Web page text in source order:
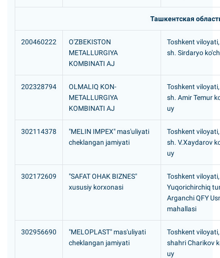
Ташкентская
200460222
O'ZBEKISTON
METALLURGIYA
KOMBINATI AJ
Toshkent
sh. Sirdaryo
202328794
OLMALIQ KON-
METALLURGIYA
KOMBINATI AJ
Toshkent
sh. Amir Temur
uy
302114378
"MELIN IMPEX" mas'uliyati
cheklangan jamiyati
Toshkent
sh. V.Xaydarov
uy
302172609
"SAFAT OHAK BIZNES"
xususiy korxonasi
Toshkent viloyati,
Yuqorichirchiq
Arganchi QFY
mahallasi
302956690
"MELOPLAST" mas'uliyati
cheklangan jamiyati
Toshkent
shahri Charikov
uy